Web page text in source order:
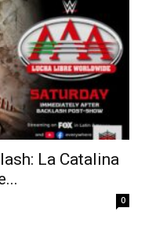
La Catalina
0